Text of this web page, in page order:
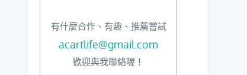
有什麼合作、有趣、推薦嘗試
acartlife@gmail.com
歡迎與我聯絡喔！